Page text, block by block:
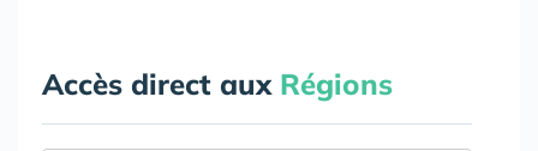
Accès direct aux Régions